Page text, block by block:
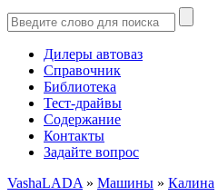
Дилеры автоваз
Справочник
Библиотека
Тест-драйвы
Содержание
Контакты
Задайте вопрос
VashaLADA » Машины » Калина